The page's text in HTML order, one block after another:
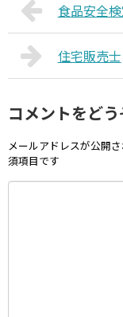
食品安全
住宅販売士
コメントをどう
メールアドレスが公開
須項目です